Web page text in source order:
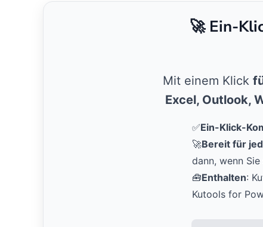
🚀 Ein-
Mit einem Klick
Excel, Outlook,
✅Ein-Klick-
🚀Bereit für
dann, wenn
🧰Enthalten:
Kutools for